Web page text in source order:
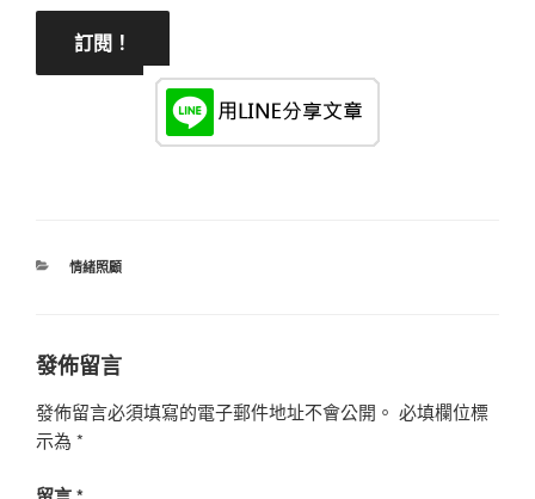
分
情緒照顧
發佈留言
發佈留言必須填寫的電子郵件地址不會公開。 必填欄位標
示為 *